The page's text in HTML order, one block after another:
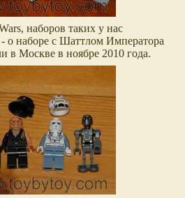
наборов таких у нас
- о наборе с Шаттлом Императора
в Москве в ноябре 2010 года.